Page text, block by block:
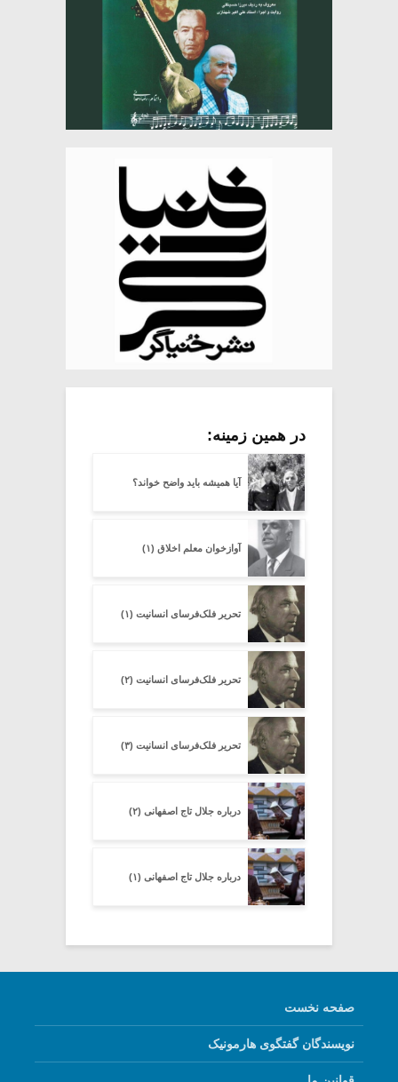
در همین زمینه:
آیا همیشه باید واضح خواند؟
آوازخوان معلم اخلاق (۱)
تحریرِ فلک‌فرسای انسانیت (۱)
تحریرِ فلک‌فرسای انسانیت (۲)
تحریرِ فلک‌فرسای انسانیت (۳)
درباره جلال تاج اصفهانی (۲)
درباره جلال تاج اصفهانی (۱)
صفحه نخست
نویسندگان گفتگوی هارمونیک